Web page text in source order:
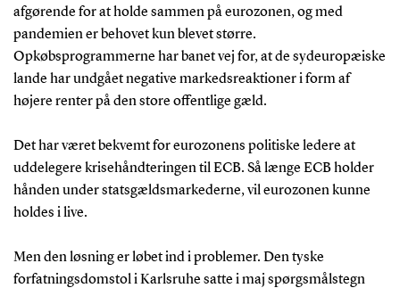
afgørende for at holde sammen på eurozonen, og med
pandemien er behovet kun blevet større.
Opkøbsprogrammerne har banet vej for, at de sydeuropæiske
lande har undgået negative markedsreaktioner i form af
højere renter på den store offentlige gæld.
Det har været bekvemt for eurozonens politiske ledere at
uddelegere krisehåndteringen til ECB. Så længe ECB holder
hånden under statsgældsmarkederne, vil eurozonen kunne
holdes i live.
Men den løsning er løbet ind i problemer. Den tyske
forfatningsdomstol i Karlsruhe satte i maj spørgsmålstegn